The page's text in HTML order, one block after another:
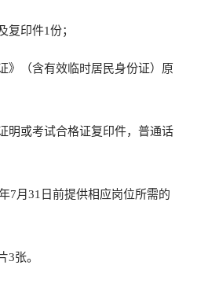
复印件1份；
》（含有效临时居民身份证）原
明或考试合格证复印件，普通话
7月31日前提供相应岗位所需的
3张。